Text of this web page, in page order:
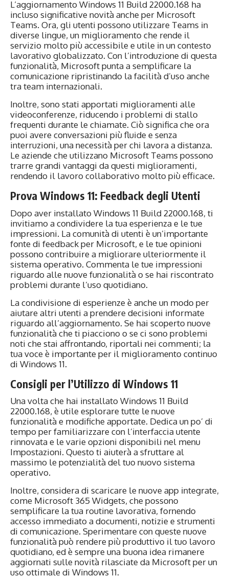
L’aggiornamento Windows 11 Build 22000.168 ha
incluso significative novità anche per Microsoft
Teams. Ora, gli utenti possono utilizzare Teams in
diverse lingue, un miglioramento che rende il
servizio molto più accessibile e utile in un contesto
lavorativo globalizzato. Con l’introduzione di questa
funzionalità, Microsoft punta a semplificare la
comunicazione ripristinando la facilità d’uso anche
tra team internazionali.
Inoltre, sono stati apportati miglioramenti alle
videoconferenze, riducendo i problemi di stallo
frequenti durante le chiamate. Ciò significa che ora
puoi avere conversazioni più fluide e senza
interruzioni, una necessità per chi lavora a distanza.
Le aziende che utilizzano Microsoft Teams possono
trarre grandi vantaggi da questi miglioramenti,
rendendo il lavoro collaborativo molto più efficace.
Prova Windows 11: Feedback degli Utenti
Dopo aver installato Windows 11 Build 22000.168, ti
invitiamo a condividere la tua esperienza e le tue
impressioni. La comunità di utenti è un’importante
fonte di feedback per Microsoft, e le tue opinioni
possono contribuire a migliorare ulteriormente il
sistema operativo. Commenta le tue impressioni
riguardo alle nuove funzionalità o se hai riscontrato
problemi durante l’uso quotidiano.
La condivisione di esperienze è anche un modo per
aiutare altri utenti a prendere decisioni informate
riguardo all’aggiornamento. Se hai scoperto nuove
funzionalità che ti piacciono o se ci sono problemi
noti che stai affrontando, riportali nei commenti; la
tua voce è importante per il miglioramento continuo
di Windows 11.
Consigli per l’Utilizzo di Windows 11
Una volta che hai installato Windows 11 Build
22000.168, è utile esplorare tutte le nuove
funzionalità e modifiche apportate. Dedica un po’ di
tempo per familiarizzare con l’interfaccia utente
rinnovata e le varie opzioni disponibili nel menu
Impostazioni. Questo ti aiuterà a sfruttare al
massimo le potenzialità del tuo nuovo sistema
operativo.
Inoltre, considera di scaricare le nuove app integrate,
come Microsoft 365 Widgets, che possono
semplificare la tua routine lavorativa, fornendo
accesso immediato a documenti, notizie e strumenti
di comunicazione. Sperimentare con queste nuove
funzionalità può rendere più produttivo il tuo lavoro
quotidiano, ed è sempre una buona idea rimanere
aggiornati sulle novità rilasciate da Microsoft per un
uso ottimale di Windows 11.